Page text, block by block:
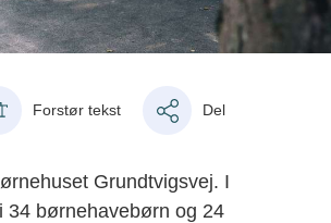
Forstør tekst Del
Grundtvigsvej. I
34 børnehavebørn og 24